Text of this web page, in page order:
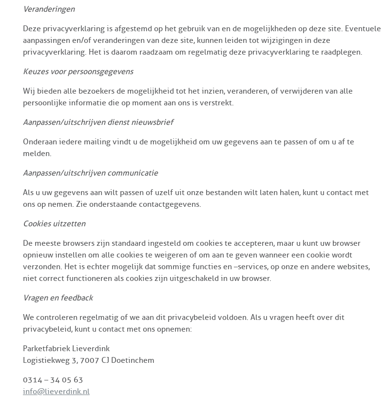
Veranderingen
Deze privacyverklaring is afgestemd op het gebruik van en de mogelijkheden op deze site. Eventuele
aanpassingen en/of veranderingen van deze site, kunnen leiden tot wijzigingen in deze
privacyverklaring. Het is daarom raadzaam om regelmatig deze privacyverklaring te raadplegen.
Keuzes voor persoonsgegevens
Wij bieden alle bezoekers de mogelijkheid tot het inzien, veranderen, of verwijderen van alle
persoonlijke informatie die op moment aan ons is verstrekt.
Aanpassen/uitschrijven dienst nieuwsbrief
Onderaan iedere mailing vindt u de mogelijkheid om uw gegevens aan te passen of om u af te
melden.
Aanpassen/uitschrijven communicatie
Als u uw gegevens aan wilt passen of uzelf uit onze bestanden wilt laten halen, kunt u contact met
ons op nemen. Zie onderstaande contactgegevens.
Cookies uitzetten
De meeste browsers zijn standaard ingesteld om cookies te accepteren, maar u kunt uw browser
opnieuw instellen om alle cookies te weigeren of om aan te geven wanneer een cookie wordt
verzonden. Het is echter mogelijk dat sommige functies en –services, op onze en andere websites,
niet correct functioneren als cookies zijn uitgeschakeld in uw browser.
Vragen en feedback
We controleren regelmatig of we aan dit privacybeleid voldoen. Als u vragen heeft over dit
privacybeleid, kunt u contact met ons opnemen:
Parketfabriek Lieverdink
Logistiekweg 3, 7007 CJ Doetinchem
0314 – 34 05 63
info@lieverdink.nl